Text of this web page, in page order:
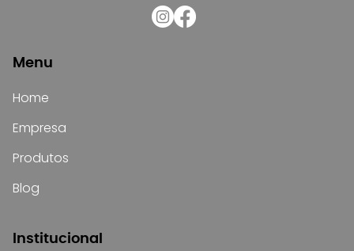
Menu
Home
Empresa
Produtos
Blog
Institucional